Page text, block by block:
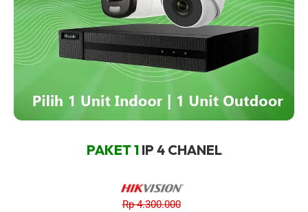
PAKET 1IP 4 CHANEL
Rp 4.300.000